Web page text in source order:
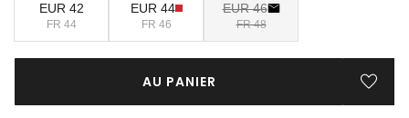
EUR 42
FR 44
EUR 44
FR 46
EUR 46
FR 48
AU PANIER